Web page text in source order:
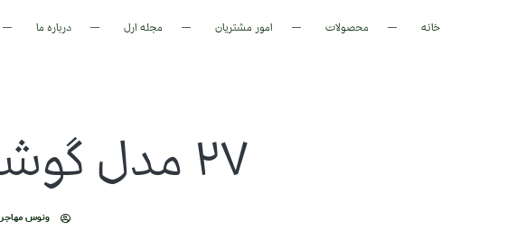
خانه محصولات امور مشتریان مجله ارل درباره ما
27 مدل گوشواره طلا **ترند 2025**
ونوس مهاجر